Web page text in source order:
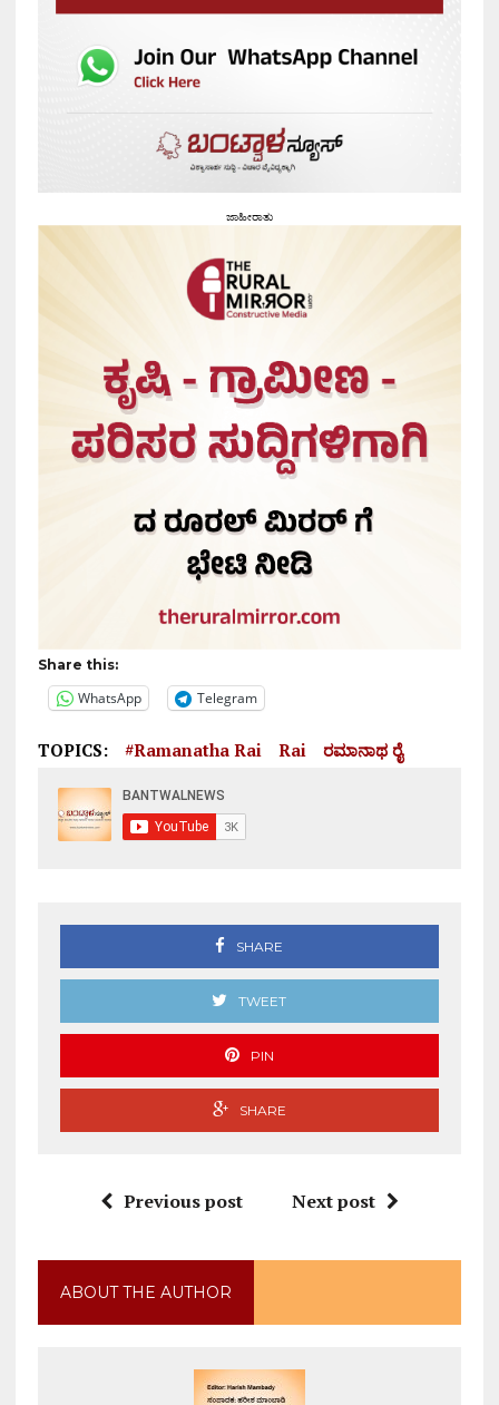
ಜಾಹೀರಾತು
Share this:
WhatsApp Telegram
TOPICS: #Ramanatha Rai Rai ರಮಾನಾಥ ರೈ
SHARE
TWEET
PIN
SHARE
Previous post Next post
ABOUT THE AUTHOR